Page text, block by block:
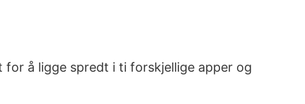
å ligge spredt i ti forskjellige apper og